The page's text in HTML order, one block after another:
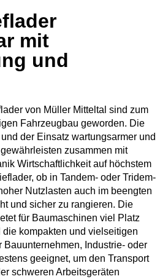
mit
und
von Müller Mitteltal sind zum
Fahrzeugbau geworden. Die
der Einsatz wartungsarmer und
zusammen mit
Wirtschaftlichkeit auf höchstem
ob in Tandem- oder Tridem-
Nutzlasten auch im beengten
und sicher zu rangieren. Die
für Baumaschinen viel Platz
kompakten und vielseitigen
Bauunternehmen, Industrie- oder
geeignet, um den Transport
schweren Arbeitsgeräten